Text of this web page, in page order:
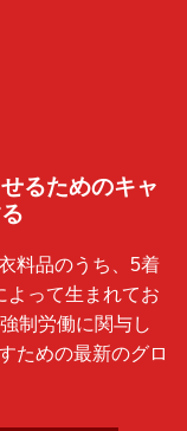
るためのキャ
料品のうち、5着
よって生まれてお
制労働に関与し
ための最新のグロ